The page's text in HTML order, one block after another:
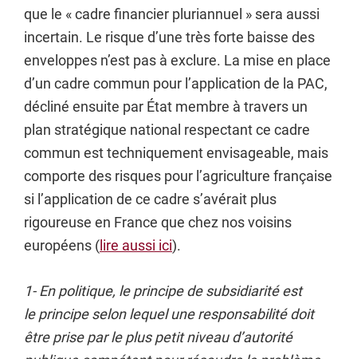
que le « cadre financier pluriannuel » sera aussi
incertain. Le risque d’une très forte baisse des
enveloppes n’est pas à exclure. La mise en place
d’un cadre commun pour l’application de la PAC,
décliné ensuite par État membre à travers un
plan stratégique national respectant ce cadre
commun est techniquement envisageable, mais
comporte des risques pour l’agriculture française
si l’application de ce cadre s’avérait plus
rigoureuse en France que chez nos voisins
européens ( lire aussi ici).
1- En politique, le principe de subsidiarité est
le principe selon lequel une responsabilité doit
être prise par le plus petit niveau d’autorité